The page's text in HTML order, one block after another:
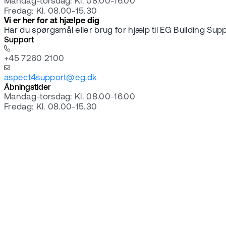
Fredag: Kl. 08.00-15.30
Vi er her for at hjælpe dig
Har du spørgsmål eller brug for hjælp til EG Building
Support
+45 7260 2100
aspect4support@eg.dk
Åbningstider
Mandag-torsdag: Kl. 08.00-16.00
Fredag: Kl. 08.00-15.30